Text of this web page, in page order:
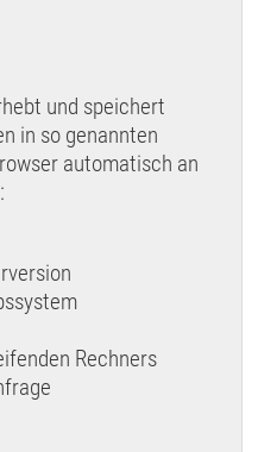
und speichert
in so genannten
automatisch an
Rechners